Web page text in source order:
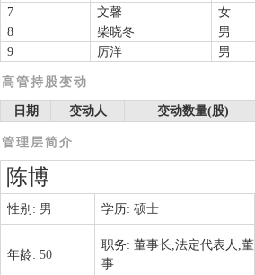
7
文馨 女
8
柴晓冬 男
9
厉洋 男
高管持股变动
日期 变动人 变动数量(股)
管理层简介
陈博
性别: 男 学历: 硕士
年龄: 50
职务: 董事长,法定代表人,董
事